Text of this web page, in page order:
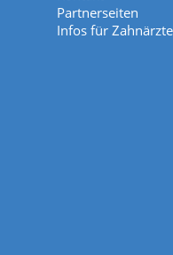
Partnerseiten
Infos für Zahnärzte